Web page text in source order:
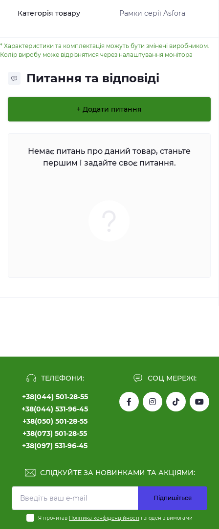
Категорія товару Рамки серії Asfora
* Характеристики та комплектація можуть бути змінені виробником.
Колір виробу може відрізнятися через налаштування монітора
Питання та відповіді
+ Додати питання
Немає питань про даний товар, станьте
першим і задайте своє питання.
ТЕЛЕФОНИ:
+38(044) 501-28-55
+38(044) 531-96-45
+38(050) 501-28-55
+38(073) 501-28-55
+38(097) 531-96-45
СОЦ МЕРЕЖІ:
СЛІДКУЙТЕ ЗА НОВИНКАМИ ТА АКЦІЯМИ:
Підпишіться
Я прочитав Політика конфіденційності і згоден з вимогами